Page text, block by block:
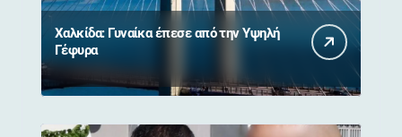
Χαλκίδα: Γυναίκα έπεσε από την Υψηλή
Γέφυρα